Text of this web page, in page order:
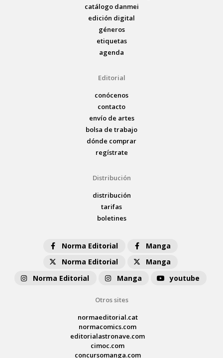
catálogo danmei
edición digital
géneros
etiquetas
agenda
Editorial
conócenos
contacto
envío de artes
bolsa de trabajo
dónde comprar
regístrate
Distribución
distribución
tarifas
boletines
Norma Editorial
Manga
Norma Editorial
Manga
Norma Editorial
Manga youtube
Otros sites
normaeditorial.cat
normacomics.com
editorialastronave.com
cimoc.com
concursomanga.com